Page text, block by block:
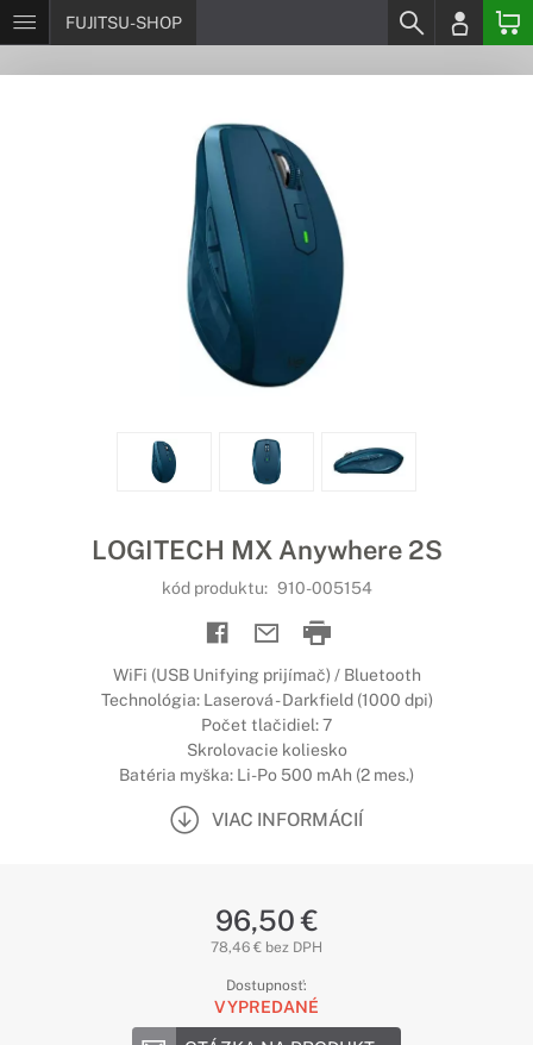
FUJITSU-SHOP
LOGITECH MX Anywhere 2S
kód produktu: 910-005154
WiFi (USB Unifying prijímač) / Bluetooth
Technológia: Laserová - Darkfield (1000 dpi)
Počet tlačidiel: 7
Skrolovacie koliesko
Batéria myška: Li-Po 500 mAh (2 mes.)
VIAC INFORMÁCIÍ
96,50 €
78,46 € bez DPH
Dostupnosť:
VYPREDANÉ